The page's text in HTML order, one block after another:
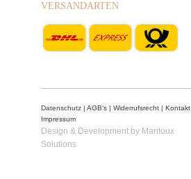
VERSANDARTEN
Datenschutz AGB's Widerrufsrecht Kontakt
Impressum
Design & Development by Mantoux
Solutions